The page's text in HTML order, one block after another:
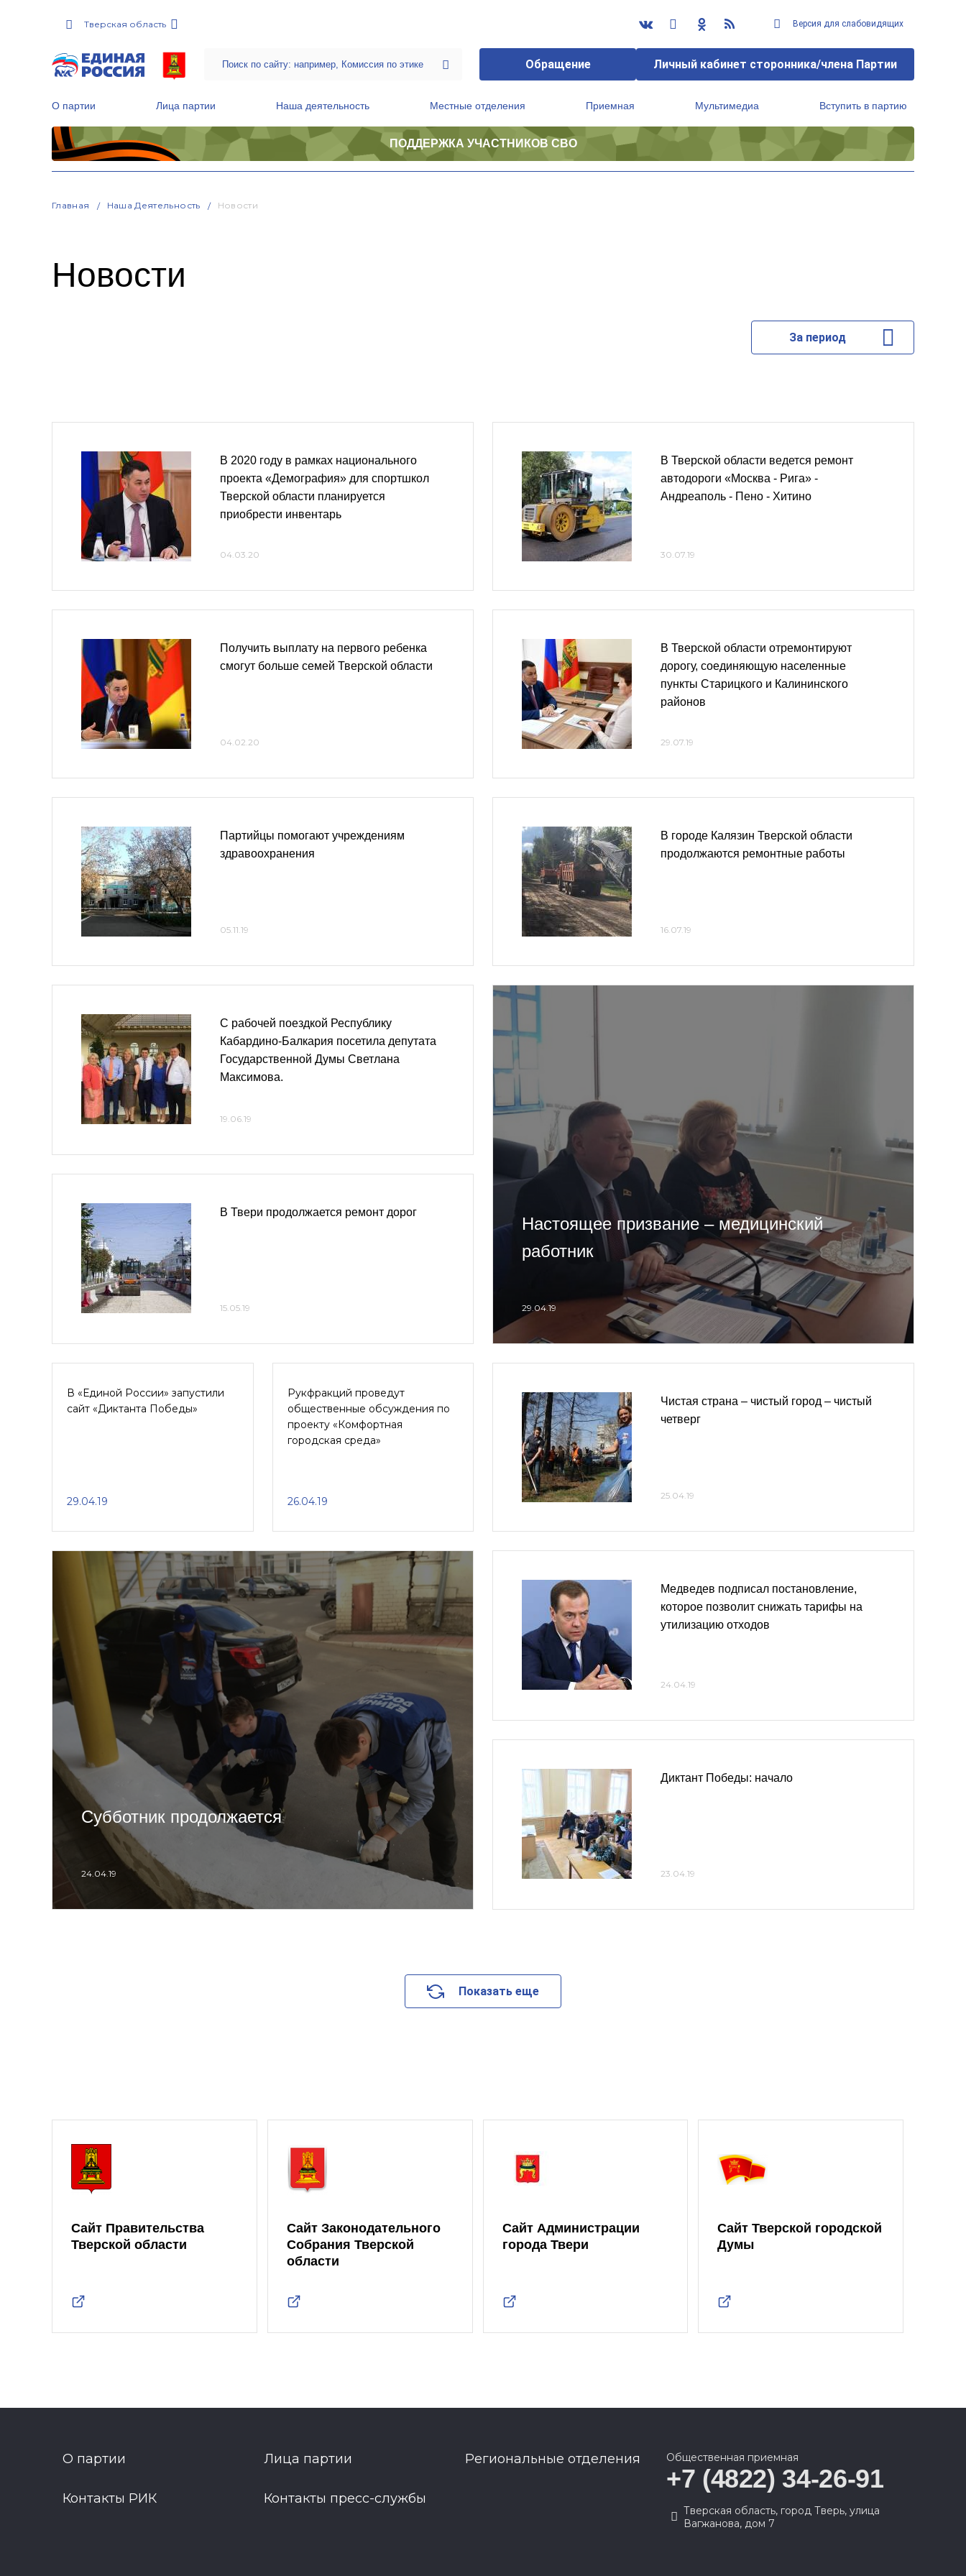
Тверская область Версия для слабовидящих
Обращение Личный кабинет сторонника/члена Партии
О партии Лица партии Наша деятельность Местные отделения Приемная Мультимедиа Вступить в партию
ПОДДЕРЖКА УЧАСТНИКОВ СВО
Главная Наша Деятельность Новости
Новости
За период
В 2020 году в рамках национального
проекта «Демография» для спортшкол
Тверской области планируется
приобрести инвентарь
04.03.20
Получить выплату на первого ребенка
смогут больше семей Тверской области
04.02.20
Партийцы помогают учреждениям
здравоохранения
05.11.19
В Тверской области ведется ремонт
автодороги «Москва - Рига» -
Андреаполь - Пено - Хитино
30.07.19
В Тверской области отремонтируют
дорогу, соединяющую населенные
пункты Старицкого и Калининского
районов
29.07.19
В городе Калязин Тверской области
продолжаются ремонтные работы
16.07.19
C рабочей поездкой Республику
Кабардино-Балкария посетила депутата
Государственной Думы Светлана
Максимова.
19.06.19
В Твери продолжается ремонт дорог
15.05.19
Настоящее призвание – медицинский
работник
29.04.19
В «Единой России» запустили
сайт «Диктанта Победы»
29.04.19
Рукфракций проведут
общественные обсуждения по
проекту «Комфортная
городская среда»
26.04.19
Чистая страна – чистый город – чистый
четверг
25.04.19
Субботник продолжается
24.04.19
Медведев подписал постановление,
которое позволит снижать тарифы на
утилизацию отходов
24.04.19
Диктант Победы: начало
23.04.19
Показать еще
Сайт Правительства
Тверской области
Сайт Законодательного
Собрания Тверской
области
Сайт Администрации
города Твери
Сайт Тверской городской
Думы
О партии Лица партии Региональные отделения
Контакты РИК Контакты пресс-службы
Общественная приемная
+7 (4822) 34-26-91
Тверская область, город Тверь, улица
Вагжанова, дом 7